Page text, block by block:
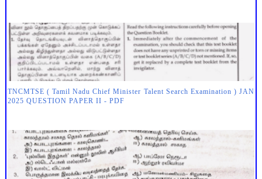
TNCMTSE ( Tamil Nadu Chief Minister Talent Search Examination ) JAN
2025 QUESTION PAPER II - PDF